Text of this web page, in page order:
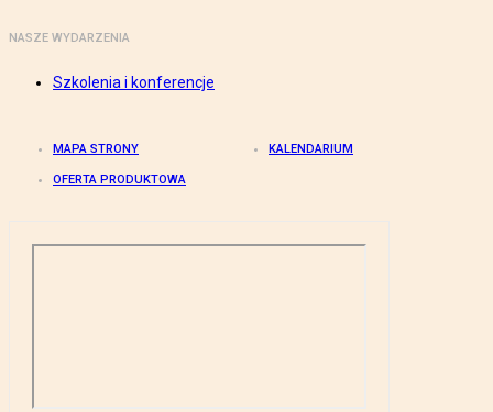
NASZE WYDARZENIA
Szkolenia i konferencje
MAPA STRONY KALENDARIUM
OFERTA PRODUKTOWA